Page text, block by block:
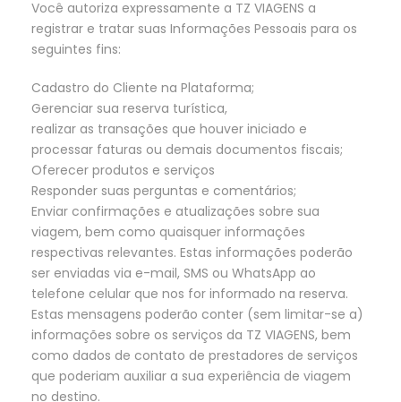
Você autoriza expressamente a TZ VIAGENS a
registrar e tratar suas Informações Pessoais para os
seguintes fins:
Cadastro do Cliente na Plataforma;
Gerenciar sua reserva turística,
realizar as transações que houver iniciado e
processar faturas ou demais documentos fiscais;
Oferecer produtos e serviços
Responder suas perguntas e comentários;
Enviar confirmações e atualizações sobre sua
viagem, bem como quaisquer informações
respectivas relevantes. Estas informações poderão
ser enviadas via e-mail, SMS ou WhatsApp ao
telefone celular que nos for informado na reserva.
Estas mensagens poderão conter (sem limitar-se a)
informações sobre os serviços da TZ VIAGENS, bem
como dados de contato de prestadores de serviços
que poderiam auxiliar a sua experiência de viagem
no destino.